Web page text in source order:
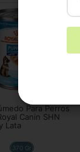
Para Perros
Canin SHN
Lata
370 Gr